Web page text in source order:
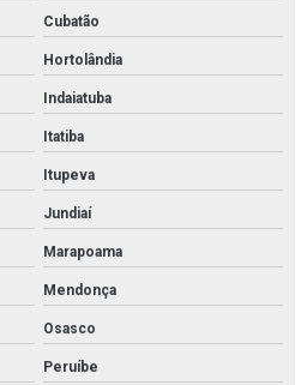
Cubatão
Hortolândia
Indaiatuba
Itatiba
Itupeva
Jundiaí
Marapoama
Mendonça
Osasco
Peruíbe